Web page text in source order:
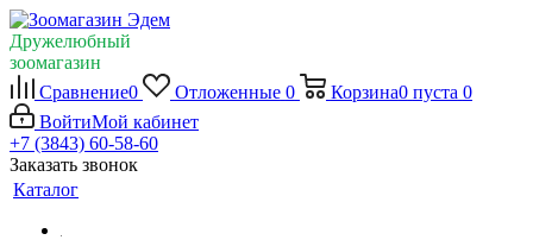
Дружелюбный
зоомагазин
Сравнение0 Отложенные 0 Корзина0 пуста 0
ВойтиМой кабинет
+7 (3843) 60-58-60
Заказать звонок
Каталог